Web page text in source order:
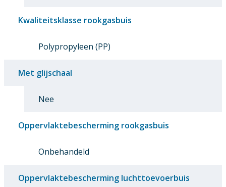
Kwaliteitsklasse rookgasbuis
Polypropyleen (PP)
Met glijschaal
Nee
Oppervlaktebescherming rookgasbuis
Onbehandeld
Oppervlaktebescherming luchttoevoerbuis